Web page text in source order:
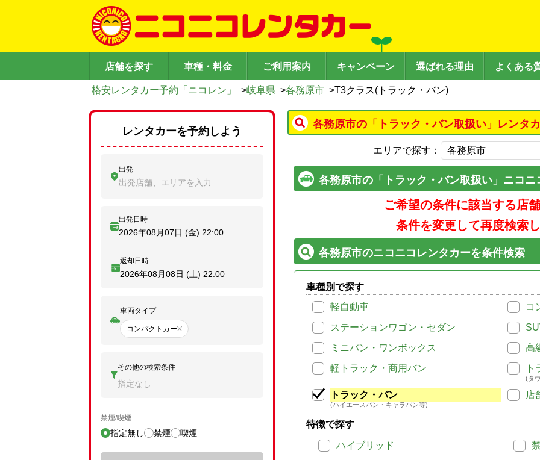
店舗を探す 車種・料金 ご利用案内 キャンペーン 選ばれる理由 よくある
格安レンタカー予約「ニコレン」 >岐阜県 >各務原市 >T3クラス(トラック・バン)
各務原市の「トラック・バン取扱い」レンタ
エリアで探す：
各務原市の「トラック・バン取扱い」ニコ
ご希望の条件に該当する店
条件を変更して再度検索
各務原市のニコニコレンタカーを条件検索
車種別で探す
軽自動車
コ
ステーションワゴン・セダン
ミニバン・ワンボックス
高
軽トラック・商用バン
ト
(タ
トラック・バン
(ハイエースバン・キャラバン等)
店
特徴で探す
ハイブリッド
レンタカーを予約しよう
出発
出発店舗、エリアを入力
出発日時
2026年08月07日 (金) 22:00
返却日時
2026年08月08日 (土) 22:00
車両タイプ
コンパクトカー
その他の検索条件
指定なし
禁煙/喫煙
指定無し 禁煙 喫煙